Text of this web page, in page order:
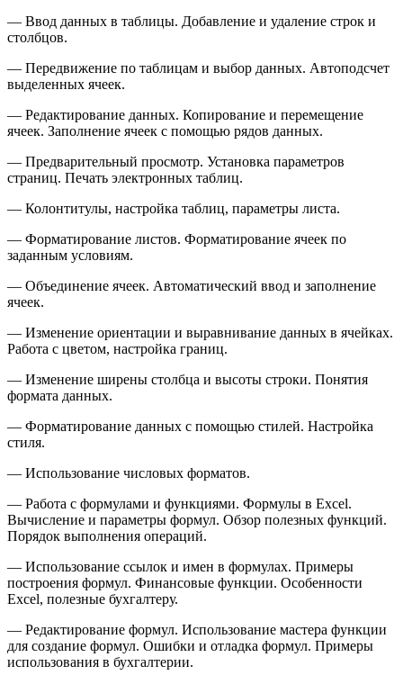
— Ввод данных в таблицы. Добавление и удаление строк и
столбцов.
— Передвижение по таблицам и выбор данных. Автоподсчет
выделенных ячеек.
— Редактирование данных. Копирование и перемещение
ячеек. Заполнение ячеек с помощью рядов данных.
— Предварительный просмотр. Установка параметров
страниц. Печать электронных таблиц.
— Колонтитулы, настройка таблиц, параметры листа.
— Форматирование листов. Форматирование ячеек по
заданным условиям.
— Объединение ячеек. Автоматический ввод и заполнение
ячеек.
— Изменение ориентации и выравнивание данных в ячейках.
Работа с цветом, настройка границ.
— Изменение ширены столбца и высоты строки. Понятия
формата данных.
— Форматирование данных с помощью стилей. Настройка
стиля.
— Использование числовых форматов.
— Работа с формулами и функциями. Формулы в Excel.
Вычисление и параметры формул. Обзор полезных функций.
Порядок выполнения операций.
— Использование ссылок и имен в формулах. Примеры
построения формул. Финансовые функции. Особенности
Excel, полезные бухгалтеру.
— Редактирование формул. Использование мастера функции
для создание формул. Ошибки и отладка формул. Примеры
использования в бухгалтерии.